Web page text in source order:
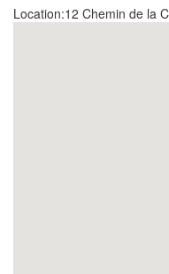
Location:12 Chemin de la